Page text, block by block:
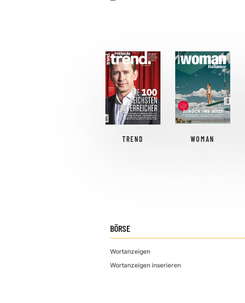
TREND WOMAN
BÖRSE
Wortanzeigen
Wortanzeigen inserieren